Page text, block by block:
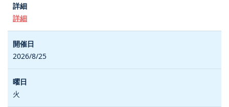
詳細
2026/8/25
火